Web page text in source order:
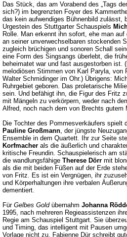
Das Stück, das am Vorabend des „Tags
sich?) im begrenzten Foyer des
das kein aufwendiges Bühnenbild zulässt,
Urgestein des Stuttgarter Schauspiels
Rolle. Man erkennt ihn sofort, ehe man
an seiner unverwechselbaren stockenden
zugleich brüchigen und sonoren Schall
eine Form des Singsangs überlebt, die
beheimatet war und fast ausgestorben ist.
melodiösen Stimmen von Karl Paryla, von
Walter Schmidinger im Ohr.) Übrigens:
Ruhrgebiet geboren. Das proletarische
sein. Und befähigt ihn, die Figur des Fritz
mit Mängeln zu verkörpern, weder nach
Alfred, noch nach dem von Brechts gutem
Die Tochter des Pommesverkäufers spielt
Pauline Großmann, der jüngste
Ensemble in dem Quartett. Ihr zur Seite
Korfmacherals die äußerlich und
kritische Freundin. Schauspielerisch am
die wandlungsfähige Therese Dörrmit
als die mit beiden Füßen auf der Erde
von Fritz. Es ist ein Vergnügen, ihr
und Körperhaltungen ihre verbalen
dementiert.
Für Gelbes Goldübernahm Johanna
1995, nach mehreren Regieassistenzen
Regie am Schauspiel Stuttgart. Sie
und Timing, das intelligent mit Pausen
Vorlage nicht zu. Fabienne Dür schreibt